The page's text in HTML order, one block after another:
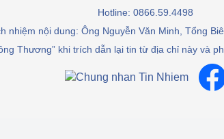
Hotline: 0866.59.4498
nhiệm nội dung: Ông Nguyễn Văn Minh, Tổng
Thương” khi trích dẫn lại tin từ địa chỉ này và